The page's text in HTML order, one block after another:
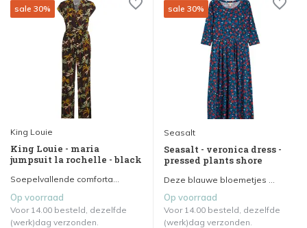
sale 30%
King Louie
King Louie - maria
jumpsuit la rochelle - black
Soepelvallende comforta...
Op voorraad
Voor 14.00 besteld, dezelfde
(werk)dag verzonden.
sale 30%
Seasalt
Seasalt - veronica dress -
pressed plants shore
Deze blauwe bloemetjes ...
Op voorraad
Voor 14.00 besteld, dezelfde
(werk)dag verzonden.